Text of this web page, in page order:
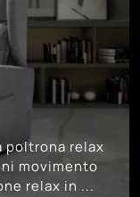
relax
movimento
relax in ...